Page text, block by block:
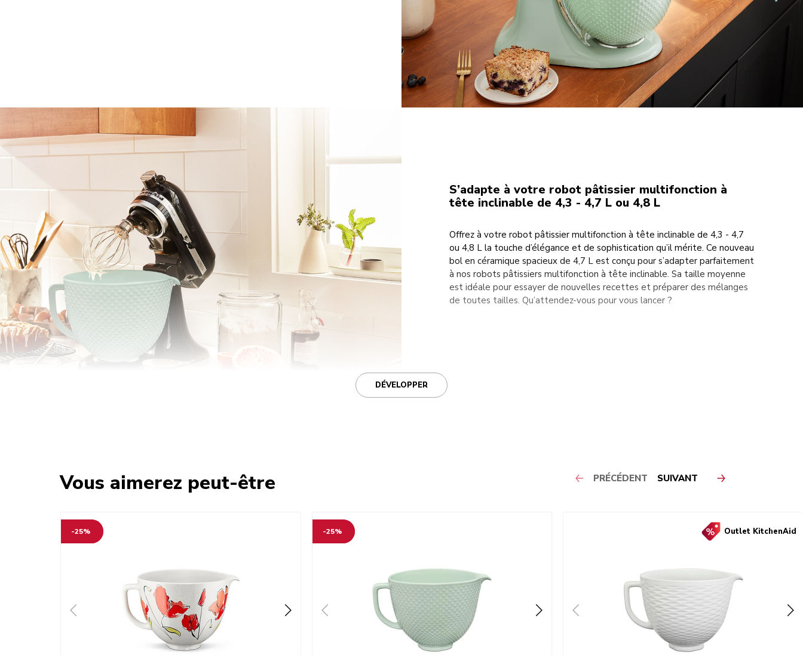
S’adapte à votre robot pâtissier multifonction à
tête inclinable de 4,3 - 4,7 L ou 4,8 L
Offrez à votre robot pâtissier multifonction à tête inclinable de 4,3 - 4,7
ou 4,8 L la touche d’élégance et de sophistication qu’il mérite. Ce nouveau
bol en céramique spacieux de 4,7 L est conçu pour s’adapter parfaitement
à nos robots pâtissiers multifonction à tête inclinable. Sa taille moyenne
est idéale pour essayer de nouvelles recettes et préparer des mélanges
de toutes tailles. Qu’attendez-vous pour vous lancer ?
DÉVELOPPER
Vous aimerez peut-être PRÉCÉDENT SUIVANT
-25% -25% Outlet KitchenAid